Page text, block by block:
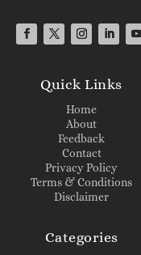
Quick Links
Home
About
Feedback
Contact
Privacy Policy
Terms & Conditions
Disclaimer
Categories